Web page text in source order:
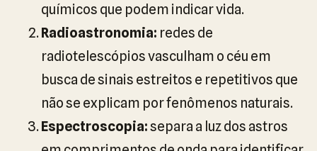
químicos que podem indicar vida.
Radioastronomia: redes de
radiotelescópios vasculham o céu em
busca de sinais estreitos e repetitivos que
não se explicam por fenômenos naturais.
Espectroscopia:separa a luz dos astros